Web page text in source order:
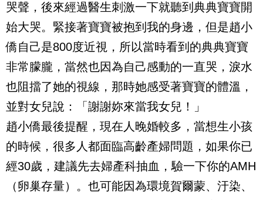
哭聲，後來經過醫生刺激一下就聽到典典寶寶開
始大哭。緊接著寶寶被抱到我的身邊，但是趙小
僑自己是800度近視，所以當時看到的典典寶寶
非常朦朧，當然也因為自己感動的一直哭，淚水
也阻擋了她的視線，那時她感受著寶寶的體溫，
並對女兒說：「謝謝妳來當我女兒！」
趙小僑最後提醒，現在人晚婚較多，當想生小孩
的時候，很多人都面臨高齡產婦問題，如果你已
經30歲，建議先去婦產科抽血，驗一下你的AMH
（卵巢存量）。也可能因為環境賀爾蒙、汙染、